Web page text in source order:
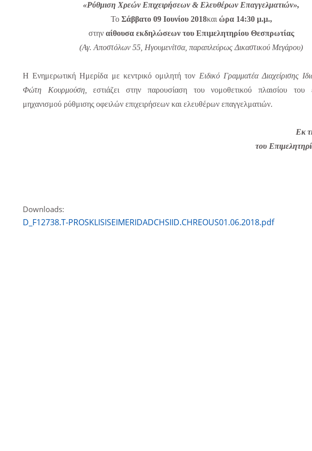
«Ρύθμιση Χρεών Επιχειρήσεων & Ελευθέρων Επαγγελματιών»,
Το Σάββατο 09 Ιουνίου 2018και ώρα 14:30 μ.μ.,
στην αίθουσα εκδηλώσεων του Επιμελητηρίου Θεσπρωτίας
(Αγ. Αποστόλων 55, Ηγουμενίτσα, παραπλεύρως Δικαστικού Μεγάρου)
Η Ενημερωτική Ημερίδα με κεντρικό ομιλητή τον Ειδικό Γραμματέα Διαχείρισης
Φώτη Κουρμούση,εστιάζει στην παρουσίαση του νομοθετικού πλαισίου του
μηχανισμού ρύθμισης οφειλών επιχειρήσεων και ελευθέρων επαγγελματιών.
Εκ
του
Downloads:
D_F12738.T-PROSKLISISEIMERIDADCHSIID.CHREOUS01.06.2018.pdf